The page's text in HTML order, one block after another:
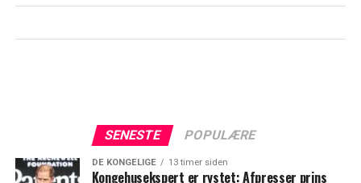
SENESTE POPULÆRE
DE KONGELIGE 13 timer siden
Kongehusekspert er rystet: Afpresser prins